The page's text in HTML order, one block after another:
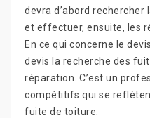
devra d’abord
et effectuer, ensuite, les
En ce qui concerne le
devis la recherche des
réparation. C’est un
compétitifs qui se
fuite de toiture.